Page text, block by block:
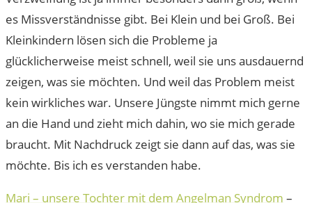
es Missverständnisse gibt. Bei Klein und bei Groß. Bei
Kleinkindern lösen sich die Probleme ja
glücklicherweise meist schnell, weil sie uns ausdauernd
zeigen, was sie möchten. Und weil das Problem meist
kein wirkliches war. Unsere Jüngste nimmt mich gerne
an die Hand und zieht mich dahin, wo sie mich gerade
braucht. Mit Nachdruck zeigt sie dann auf das, was sie
möchte. Bis ich es verstanden habe.
Mari – unsere Tochter mit dem Angelman Syndrom –